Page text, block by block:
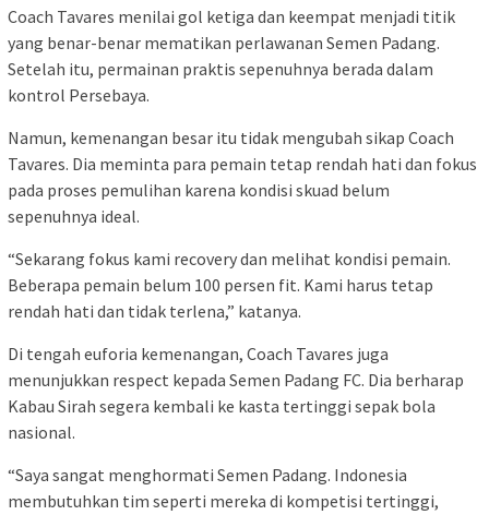
Coach Tavares menilai gol ketiga dan keempat menjadi titik
yang benar-benar mematikan perlawanan Semen Padang.
Setelah itu, permainan praktis sepenuhnya berada dalam
kontrol Persebaya.
Namun, kemenangan besar itu tidak mengubah sikap Coach
Tavares. Dia meminta para pemain tetap rendah hati dan fokus
pada proses pemulihan karena kondisi skuad belum
sepenuhnya ideal.
“Sekarang fokus kami recovery dan melihat kondisi pemain.
Beberapa pemain belum 100 persen fit. Kami harus tetap
rendah hati dan tidak terlena,” katanya.
Di tengah euforia kemenangan, Coach Tavares juga
menunjukkan respect kepada Semen Padang FC. Dia berharap
Kabau Sirah segera kembali ke kasta tertinggi sepak bola
nasional.
“Saya sangat menghormati Semen Padang. Indonesia
membutuhkan tim seperti mereka di kompetisi tertinggi,